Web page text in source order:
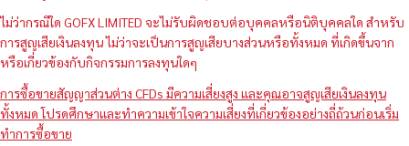
ไม่ว่ากรณีใด GOFX LIMITED จะไม่รับผิดชอบต่อบุคคลหรือนิติบุคคลใด สำหรับ
การสูญเสียเงินลงทุน ไม่ว่าจะเป็นการสูญเสียบางส่วนหรือทั้งหมด ที่เกิดขึ้นจาก
หรือเกี่ยวข้องกับกิจกรรมการลงทุนใดๆ
การซื้อขายสัญญาส่วนต่าง CFDs มีความเสี่ยงสูง และคุณอาจสูญเสียเงินลงทุน
ทั้งหมด โปรดศึกษาและทำความเข้าใจความเสี่ยงที่เกี่ยวข้องอย่างถี่ถ้วนก่อนเริ่ม
ทำการซื้อขาย